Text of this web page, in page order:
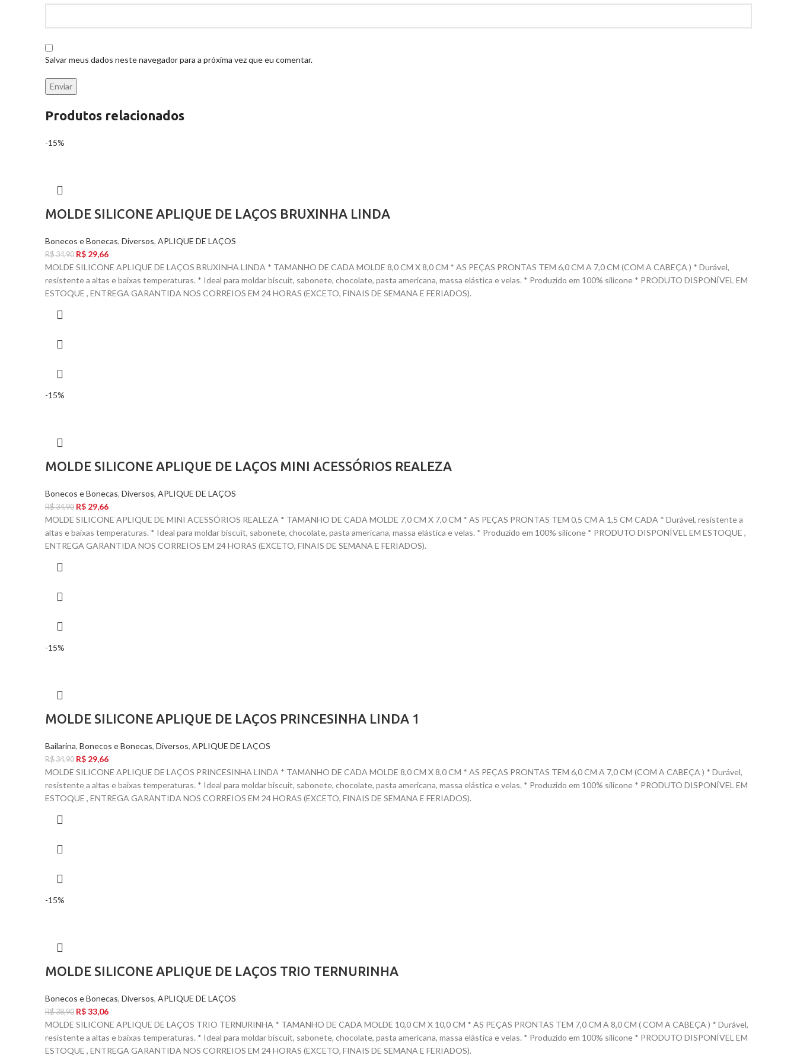
Salvar meus dados neste navegador para a próxima vez que eu comentar.
Produtos relacionados
-15%
MOLDE SILICONE APLIQUE DE LAÇOS BRUXINHA LINDA
Bonecos e Bonecas, Diversos, APLIQUE DE LAÇOS
R$34,90 R$ 29,66
MOLDE SILICONE APLIQUE DE LAÇOS BRUXINHA LINDA * TAMANHO DE CADA MOLDE 8,0 CM X 8,0 CM * AS PEÇAS PRONTAS TEM 6,0 CM A 7,0 CM (COM A CABEÇA ) * Durável,
resistente a altas e baixas temperaturas. * Ideal para moldar biscuit, sabonete, chocolate, pasta americana, massa elástica e velas. * Produzido em 100% silicone * PRODUTO DISPONÍVEL EM
ESTOQUE , ENTREGA GARANTIDA NOS CORREIOS EM 24 HORAS (EXCETO, FINAIS DE SEMANA E FERIADOS).
-15%
MOLDE SILICONE APLIQUE DE LAÇOS MINI ACESSÓRIOS REALEZA
Bonecos e Bonecas, Diversos, APLIQUE DE LAÇOS
R$34,90 R$ 29,66
MOLDE SILICONE APLIQUE DE MINI ACESSÓRIOS REALEZA * TAMANHO DE CADA MOLDE 7,0 CM X 7,0 CM * AS PEÇAS PRONTAS TEM 0,5 CM A 1,5 CM CADA * Durável, resistente a
altas e baixas temperaturas. * Ideal para moldar biscuit, sabonete, chocolate, pasta americana, massa elástica e velas. * Produzido em 100% silicone * PRODUTO DISPONÍVEL EM ESTOQUE ,
ENTREGA GARANTIDA NOS CORREIOS EM 24 HORAS (EXCETO, FINAIS DE SEMANA E FERIADOS).
-15%
MOLDE SILICONE APLIQUE DE LAÇOS PRINCESINHA LINDA 1
Bailarina, Bonecos e Bonecas, Diversos, APLIQUE DE LAÇOS
R$34,90 R$ 29,66
MOLDE SILICONE APLIQUE DE LAÇOS PRINCESINHA LINDA * TAMANHO DE CADA MOLDE 8,0 CM X 8,0 CM * AS PEÇAS PRONTAS TEM 6,0 CM A 7,0 CM (COM A CABEÇA ) * Durável,
resistente a altas e baixas temperaturas. * Ideal para moldar biscuit, sabonete, chocolate, pasta americana, massa elástica e velas. * Produzido em 100% silicone * PRODUTO DISPONÍVEL EM
ESTOQUE , ENTREGA GARANTIDA NOS CORREIOS EM 24 HORAS (EXCETO, FINAIS DE SEMANA E FERIADOS).
-15%
MOLDE SILICONE APLIQUE DE LAÇOS TRIO TERNURINHA
Bonecos e Bonecas, Diversos, APLIQUE DE LAÇOS
R$38,90 R$33,06
MOLDE SILICONE APLIQUE DE LAÇOS TRIO TERNURINHA * TAMANHO DE CADA MOLDE 10,0 CM X 10,0 CM * AS PEÇAS PRONTAS TEM 7,0 CM A 8,0 CM ( COM A CABEÇA ) * Durável,
resistente a altas e baixas temperaturas. * Ideal para moldar biscuit, sabonete, chocolate, pasta americana, massa elástica e velas. * Produzido em 100% silicone * PRODUTO DISPONÍVEL EM
ESTOQUE , ENTREGA GARANTIDA NOS CORREIOS EM 24 HORAS (EXCETO, FINAIS DE SEMANA E FERIADOS).